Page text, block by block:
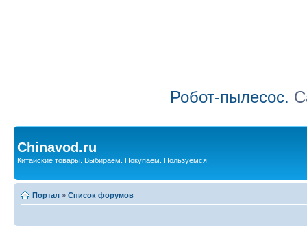
Робот-пылесос.
Chinavod.ru
Китайские товары. Выбираем. Покупаем. Пользуемся.
Портал » Список форумов